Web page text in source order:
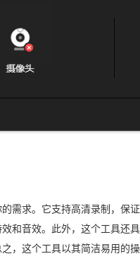
需求。它支持高清录制，保
和音效。此外，这个工具还
，这个工具以其简洁易用的